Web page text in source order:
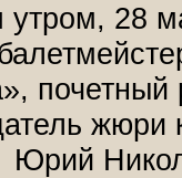
утром, 28
почетный
жюри
Юрий